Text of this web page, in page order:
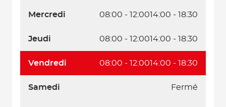
Mercredi 08:00 - 12:0014:00 - 18:30
Jeudi 08:00 - 12:0014:00 - 18:30
Vendredi 08:00 - 12:0014:00 - 18:30
Samedi Fermé